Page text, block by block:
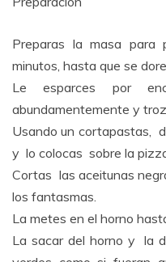
Preparas la masa
minutos, hasta que se
Le esparces por
abundamentemente y
Usando un cortapastas,
y lo colocas sobre la
Cortas las aceitunas
los fantasmas.
La metes en el horno
La sacar del horno y la